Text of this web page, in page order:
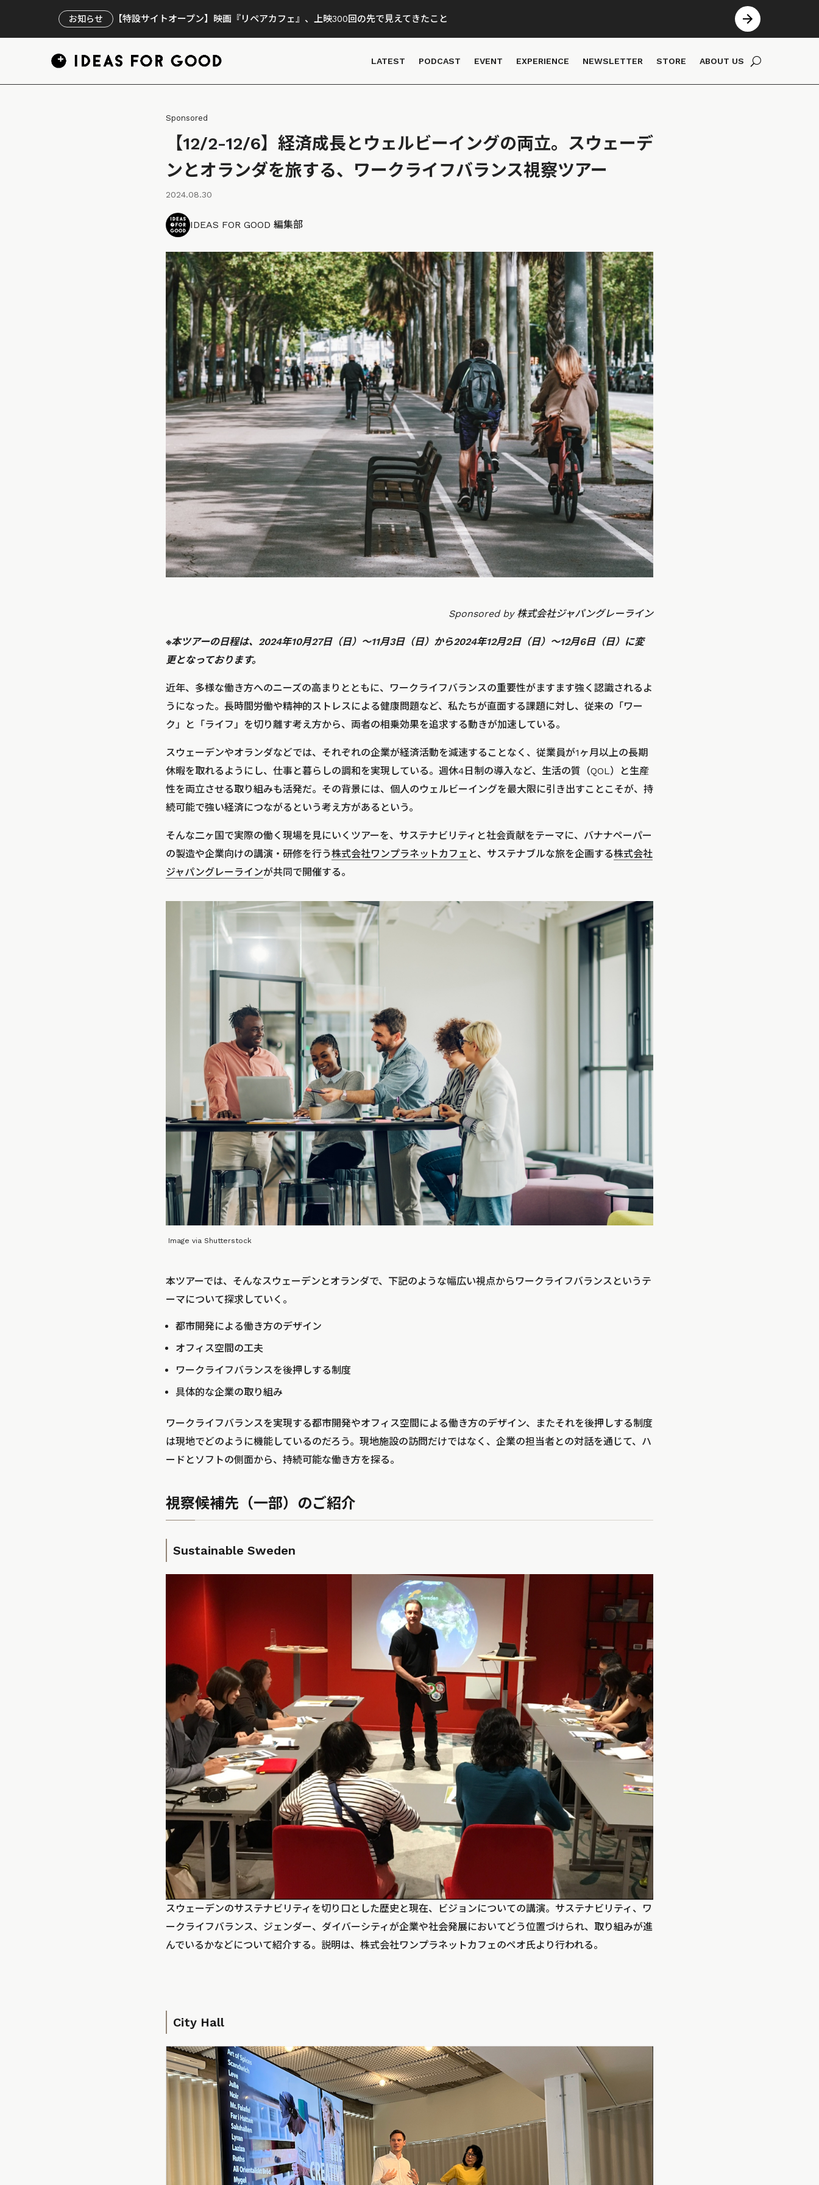
お知らせ 【特設サイトオープン】映画『リペアカフェ』、上映300回の先で見えてきたこと
LATEST PODCAST EVENT EXPERIENCE NEWSLETTER STORE ABOUT US
Sponsored
【12/2-12/6】経済成長とウェルビーイングの両立。スウェーデ
ンとオランダを旅する、ワークライフバランス視察ツアー
2024.08.30
IDEAS FOR GOOD 編集部
Sponsored by 株式会社ジャパングレーライン
※本ツアーの日程は、2024年10月27日（日）〜11月3日（日）から2024年12月2日（日）〜12月6日（日）に変
更となっております。
近年、多様な働き方へのニーズの高まりとともに、ワークライフバランスの重要性がますます強く認識されるよ
うになった。長時間労働や精神的ストレスによる健康問題など、私たちが直面する課題に対し、従来の「ワー
ク」と「ライフ」を切り離す考え方から、両者の相乗効果を追求する動きが加速している。
スウェーデンやオランダなどでは、それぞれの企業が経済活動を減速することなく、従業員が1ヶ月以上の長期
休暇を取れるようにし、仕事と暮らしの調和を実現している。週休4日制の導入など、生活の質（QOL）と生産
性を両立させる取り組みも活発だ。その背景には、個人のウェルビーイングを最大限に引き出すことこそが、持
続可能で強い経済につながるという考え方があるという。
そんな二ヶ国で実際の働く現場を見にいくツアーを、サステナビリティと社会貢献をテーマに、バナナペーパー
の製造や企業向けの講演・研修を行う株式会社ワンプラネットカフェ と、サステナブルな旅を企画する株式会社
ジャパングレーラインが共同で開催する。
Image via Shutterstock
本ツアーでは、そんなスウェーデンとオランダで、下記のような幅広い視点からワークライフバランスというテ
ーマについて探求していく。
都市開発による働き方のデザイン
オフィス空間の工夫
ワークライフバランスを後押しする制度
具体的な企業の取り組み
ワークライフバランスを実現する都市開発やオフィス空間による働き方のデザイン、またそれを後押しする制度
は現地でどのように機能しているのだろう。現地施設の訪問だけではなく、企業の担当者との対話を通じて、ハ
ードとソフトの側面から、持続可能な働き方を探る。
視察候補先（一部）のご紹介
Sustainable Sweden
スウェーデンのサステナビリティを切り口とした歴史と現在、ビジョンについての講演。サステナビリティ、ワ
ークライフバランス、ジェンダー、ダイバーシティが企業や社会発展においてどう位置づけられ、取り組みが進
んでいるかなどについて紹介する。説明は、株式会社ワンプラネットカフェのペオ氏より行われる。
City Hall